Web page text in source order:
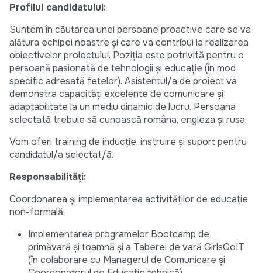
Profilul candidatului:
Suntem în căutarea unei persoane proactive care se va
alătura echipei noastre și care va contribui la realizarea
obiectivelor proiectului. Poziția este potrivită pentru o
persoană pasionată de tehnologii și educație (în mod
specific adresată fetelor). Asistentul/a de proiect va
demonstra capacități excelente de comunicare și
adaptabilitate la un mediu dinamic de lucru. Persoana
selectată trebuie să cunoască româna, engleza și rusa.
Vom oferi training de inducție, instruire și suport pentru
candidatul/a selectat/ă.
Responsabilități:
Coordonarea și implementarea activităților de educație
non-formală:
Implementarea programelor Bootcamp de
primăvară și toamnă și a Taberei de vară GirlsGoIT
(în colaborare cu Managerul de Comunicare și